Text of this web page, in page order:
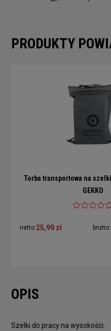
PRODUKTY
Torba transportowa na
GEKKO
netto:25,99 zł brutto:
OPIS
Szelki do pracy na wysokości.